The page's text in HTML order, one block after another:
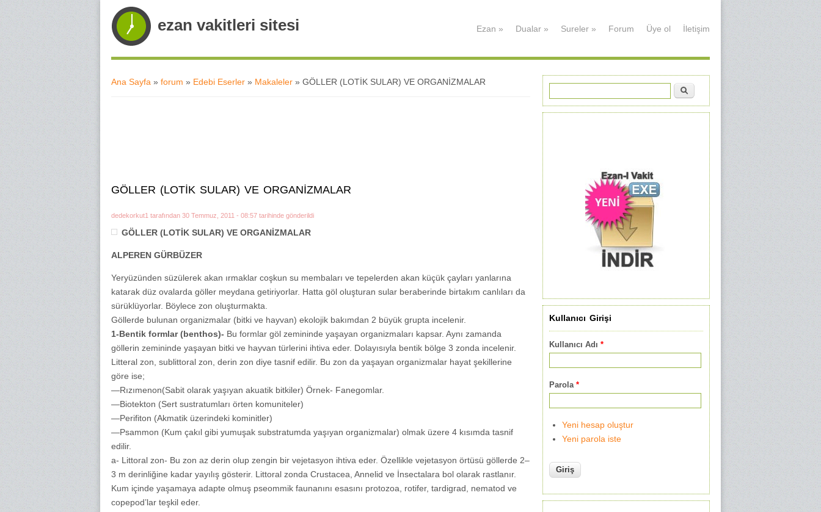
ezan vakitleri sitesi Ezan » Dualar » Sureler » Forum Üye ol İletişim
Ana Sayfa » forum » Edebi Eserler » Makaleler » GÖLLER (LOTİK SULAR) VE ORGANİZMALAR
GÖLLER (LOTİK SULAR) VE ORGANİZMALAR
dedekorkut1 tarafından 30 Temmuz, 2011 - 08:57 tarihinde gönderildi
GÖLLER (LOTİK SULAR) VE ORGANİZMALAR
ALPEREN GÜRBÜZER
Yeryüzünden süzülerek akan ırmaklar coşkun su membaları ve tepelerden akan küçük çayları yanlarına
katarak düz ovalarda göller meydana getiriyorlar. Hatta göl oluşturan sular beraberinde birtakım canlıları da
sürüklüyorlar. Böylece zon oluşturmakta.
Göllerde bulunan organizmalar (bitki ve hayvan) ekolojik bakımdan 2 büyük grupta incelenir.
1-Bentik formlar (benthos)- Bu formlar göl zemininde yaşayan organizmaları kapsar. Aynı zamanda
göllerin zemininde yaşayan bitki ve hayvan türlerini ihtiva eder. Dolayısıyla bentik bölge 3 zonda incelenir.
Litteral zon, sublittoral zon, derin zon diye tasnif edilir. Bu zon da yaşayan organizmalar hayat şekillerine
göre ise;
—Rızımenon(Sabit olarak yaşıyan akuatik bitkiler) Örnek- Fanegomlar.
—Biotekton (Sert sustratumları örten komuniteler)
—Perifiton (Akmatik üzerindeki kominitler)
—Psammon (Kum çakıl gibi yumuşak substratumda yaşıyan organizmalar) olmak üzere 4 kısımda tasnif
edilir.
a- Littoral zon- Bu zon az derin olup zengin bir vejetasyon ihtiva eder. Özellikle vejetasyon örtüsü göllerde 2–
3 m derinliğine kadar yayılış gösterir. Littoral zonda Crustacea, Annelid ve İnsectalara bol olarak rastlanır.
Kum içinde yaşamaya adapte olmuş pseommik faunanını esasını protozoa, rotifer, tardigrad, nematod ve
copepod’lar teşkil eder.
Arama formu
Ara
Kullanıcı Girişi
Kullanıcı Adı *
Parola *
Yeni hesap oluştur
Yeni parola iste